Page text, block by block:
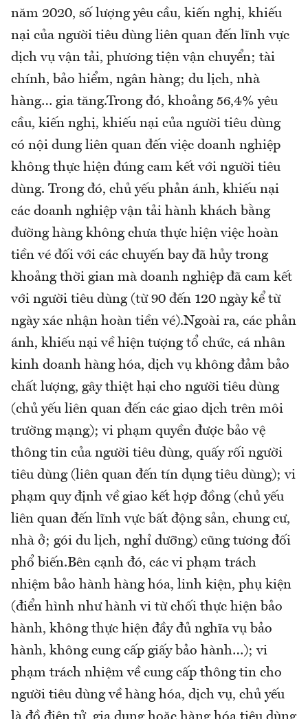
năm 2020, số lượng yêu cầu, kiến nghị, khiếu
nại của người tiêu dùng liên quan đến lĩnh vực
dịch vụ vận tải, phương tiện vận chuyển; tài
chính, bảo hiểm, ngân hàng; du lịch, nhà
hàng… gia tăng.Trong đó, khoảng 56,4% yêu
cầu, kiến nghị, khiếu nại của người tiêu dùng
có nội dung liên quan đến việc doanh nghiệp
không thực hiện đúng cam kết với người tiêu
dùng. Trong đó, chủ yếu phản ánh, khiếu nại
các doanh nghiệp vận tải hành khách bằng
đường hàng không chưa thực hiện việc hoàn
tiền vé đối với các chuyến bay đã hủy trong
khoảng thời gian mà doanh nghiệp đã cam kết
với người tiêu dùng (từ 90 đến 120 ngày kể từ
ngày xác nhận hoàn tiền vé).Ngoài ra, các phản
ánh, khiếu nại về hiện tượng tổ chức, cá nhân
kinh doanh hàng hóa, dịch vụ không đảm bảo
chất lượng, gây thiệt hại cho người tiêu dùng
(chủ yếu liên quan đến các giao dịch trên môi
trường mạng); vi phạm quyền được bảo vệ
thông tin của người tiêu dùng, quấy rối người
tiêu dùng (liên quan đến tín dụng tiêu dùng); vi
phạm quy định về giao kết hợp đồng (chủ yếu
liên quan đến lĩnh vực bất động sản, chung cư,
nhà ở; gói du lịch, nghỉ dưỡng) cũng tương đối
phổ biến.Bên cạnh đó, các vi phạm trách
nhiệm bảo hành hàng hóa, linh kiện, phụ kiện
(điển hình như hành vi từ chối thực hiện bảo
hành, không thực hiện đầy đủ nghĩa vụ bảo
hành, không cung cấp giấy bảo hành…); vi
phạm trách nhiệm về cung cấp thông tin cho
người tiêu dùng về hàng hóa, dịch vụ, chủ yếu